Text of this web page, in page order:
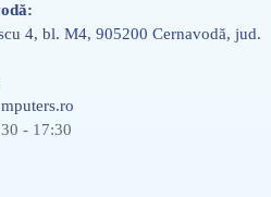
4, bl. M4, 905200 Cernavodă, jud.
- 17:30